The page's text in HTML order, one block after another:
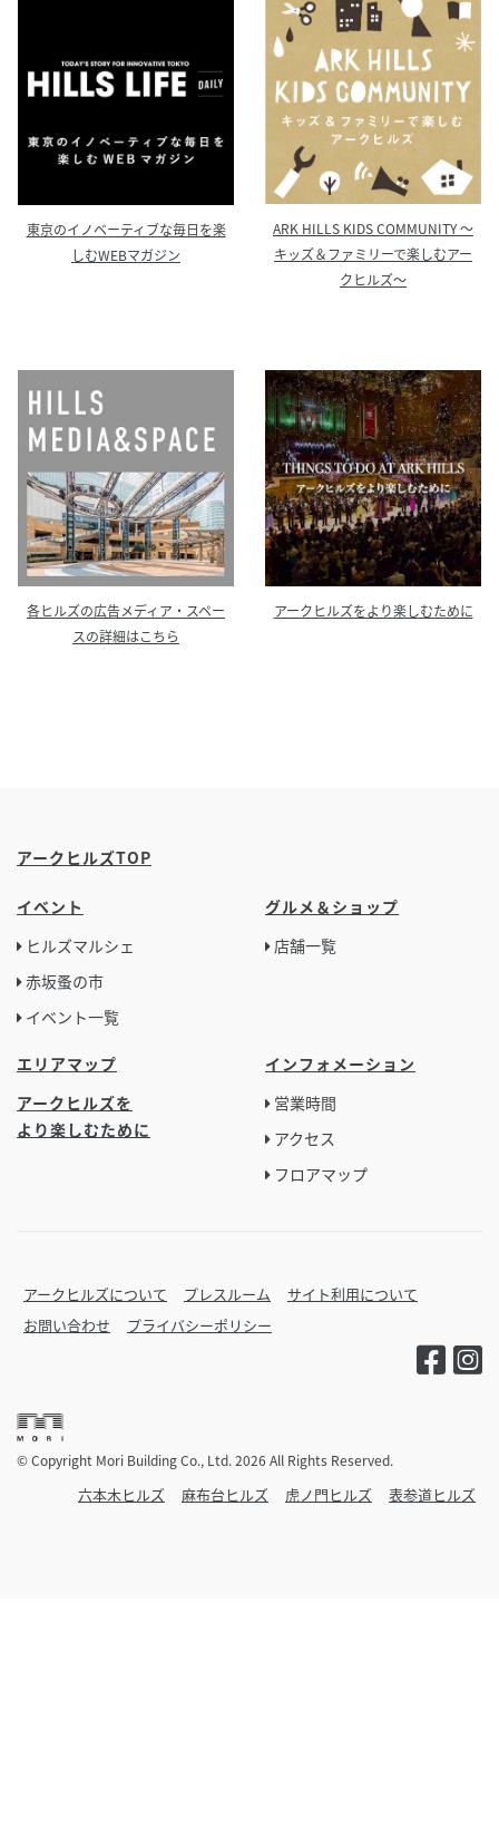
東京のイノベーティブな毎日を楽
しむWEBマガジン
ARK HILLS KIDS COMMUNITY ～
キッズ＆ファミリーで楽しむアー
クヒルズ～
各ヒルズの広告メディア・スペー
スの詳細はこちら
アークヒルズをより楽しむために
アークヒルズTOP
イベント
ヒルズマルシェ
赤坂蚤の市
イベント一覧
グルメ＆ショップ
店舗一覧
エリアマップ
アークヒルズを
より楽しむために
インフォメーション
営業時間
アクセス
フロアマップ
アークヒルズについて プレスルーム
サイト利用について
お問い合わせ
プライバシーポリシー
© Copyright Mori Building Co., Ltd. 2026 All Rights Reserved.
六本木ヒルズ 麻布台ヒルズ 虎ノ門ヒルズ 表参道ヒルズ